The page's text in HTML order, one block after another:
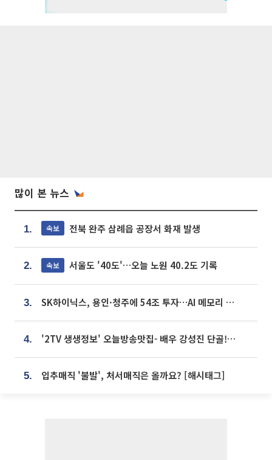
많이 본 뉴스
1. 속보 전북 완주 삼례읍 공장서 화재 발생
2. 속보 서울도 '40도'…오늘 노원 40.2도 기록
3. SK하이닉스, 용인·청주에 54조 투자…AI 메모리 생산기지 키운다
4. '2TV 생생정보' 오늘방송맛집- 배우 강성진 단골! 쌀국수ㆍ푸팟퐁 커리 맛집 '블○○○'
5. 입추매직 '불발', 처서매직은 올까요? [해시태그]